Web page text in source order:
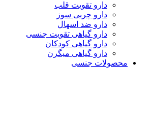
دارو تقویت قلب
دارو چربی سوز
دارو ضد اسهال
دارو گیاهی تقویت جنسی
دارو گیاهی کودکان
دارو گیاهی میگرن
محصولات جنسی